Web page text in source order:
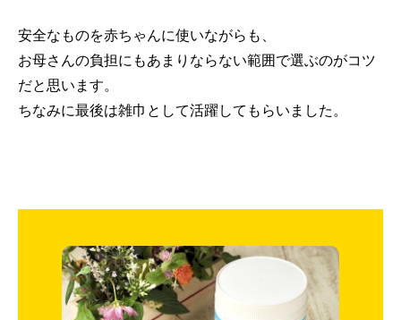
安全なものを赤ちゃんに使いながらも、
お母さんの負担にもあまりならない範囲で選ぶのがコツ
だと思います。
ちなみに最後は雑巾として活躍してもらいました。